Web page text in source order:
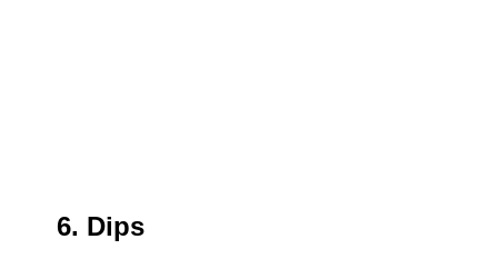
6. Dips